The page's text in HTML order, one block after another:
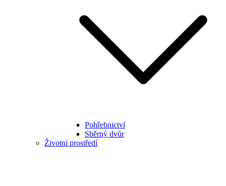
Pohřebnictví
Sběrný dvůr
Životní prostředí